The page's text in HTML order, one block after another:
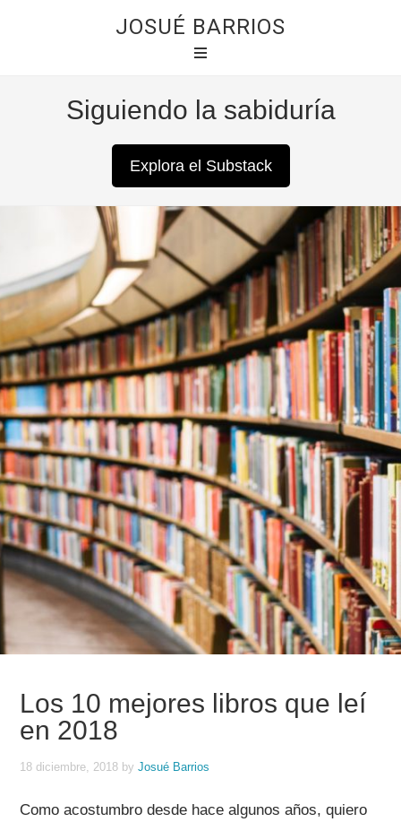
JOSUÉ BARRIOS
Siguiendo la sabiduría
Explora el Substack
Los 10 mejores libros que leí
en 2018
18 diciembre, 2018 byJosué Barrios
Como acostumbro desde hace algunos años, quiero